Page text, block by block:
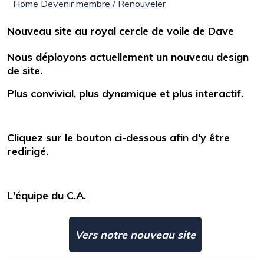
Home Devenir membre / Renouveler
Nouveau site au royal cercle de voile de Dave
Nous déployons actuellement un nouveau design
de site.
Plus convivial, plus dynamique et plus interactif.
Cliquez sur le bouton ci-dessous afin d'y être
redirigé.
L'équipe du C.A.
Vers notre nouveau site